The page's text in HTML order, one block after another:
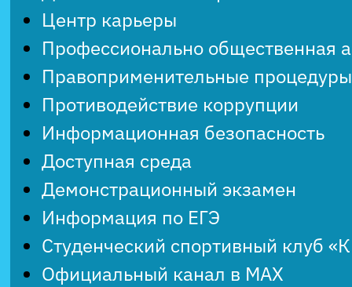
Центр карьеры
Профессионально общественная
Правоприменительные процедуры
Противодействие коррупции
Информационная безопасность
Доступная среда
Демонстрационный экзамен
Информация по ЕГЭ
Студенческий спортивный клуб
Официальный канал в MAX